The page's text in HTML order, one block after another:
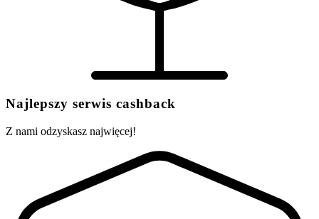
Najlepszy serwis cashback
Z nami odzyskasz najwięcej!